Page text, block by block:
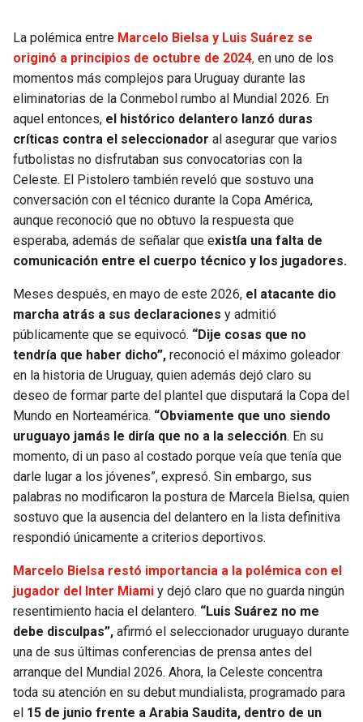
La polémica entre Marcelo Bielsa y Luis Suárez se
originó a principios de octubre de 2024, en uno de los
momentos más complejos para Uruguay durante las
eliminatorias de la Conmebol rumbo al Mundial 2026. En
aquel entonces, el histórico delantero lanzó duras
críticas contra el seleccionador al asegurar que varios
futbolistas no disfrutaban sus convocatorias con la
Celeste. El Pistolero también reveló que sostuvo una
conversación con el técnico durante la Copa América,
aunque reconoció que no obtuvo la respuesta que
esperaba, además de señalar que existía una falta de
comunicación entre el cuerpo técnico y los jugadores.
Meses después, en mayo de este 2026, el atacante dio
marcha atrás a sus declaraciones y admitió
públicamente que se equivocó. “Dije cosas que no
tendría que haber dicho”, reconoció el máximo goleador
en la historia de Uruguay, quien además dejó claro su
deseo de formar parte del plantel que disputará la Copa del
Mundo en Norteamérica. “Obviamente que uno siendo
uruguayo jamás le diría que no a la selección. En su
momento, di un paso al costado porque veía que tenía que
darle lugar a los jóvenes”, expresó. Sin embargo, sus
palabras no modificaron la postura de Marcela Bielsa, quien
sostuvo que la ausencia del delantero en la lista definitiva
respondió únicamente a criterios deportivos.
Marcelo Bielsa restó importancia a la polémica con el
jugador del Inter Miami y dejó claro que no guarda ningún
resentimiento hacia el delantero. “Luis Suárez no me
debe disculpas”, afirmó el seleccionador uruguayo durante
una de sus últimas conferencias de prensa antes del
arranque del Mundial 2026. Ahora, la Celeste concentra
toda su atención en su debut mundialista, programado para
el 15 de junio frente a Arabia Saudita, dentro de un